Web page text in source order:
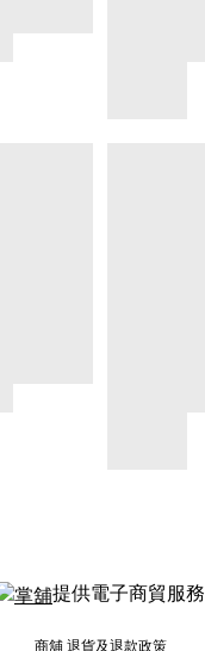
提供電子商貿服務
商舖 退貨及退款政策